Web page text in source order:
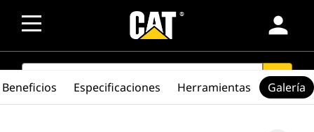
person
SEARCH search
Beneficios Especificaciones Herramientas Galería